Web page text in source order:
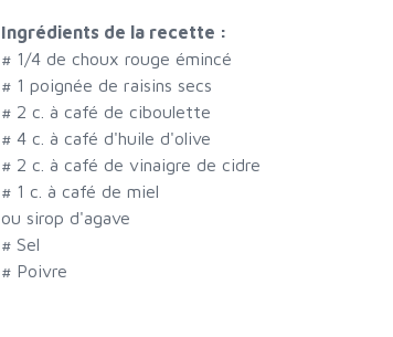
Ingrédients de la recette :
# 1/4 de choux rouge émincé
# 1 poignée de raisins secs
# 2 c. à café de ciboulette
# 4 c. à café d'huile d'olive
# 2 c. à café de vinaigre de cidre
# 1 c. à café de miel
ou sirop d'agave
# Sel
# Poivre